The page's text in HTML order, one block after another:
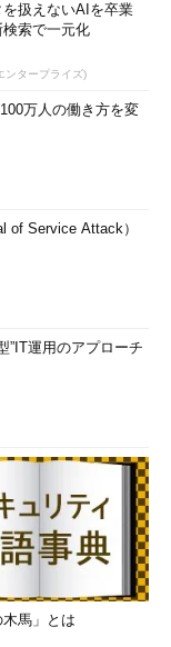
を扱えないAIを卒業
索で一元化
ンタープライズ)
万人の働き方を変
of Service Attack）
”IT運用のアプローチ
木馬」とは